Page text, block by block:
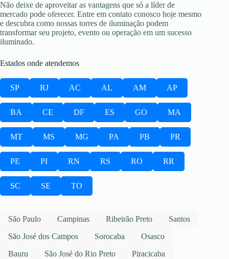
Não deixe de aproveitar as vantagens que só a líder de
mercado pode oferecer. Entre em contato conosco hoje mesmo
e descubra como nossas torres de iluminação podem
transformar seu projeto, evento ou operação em um sucesso
iluminado.
Estados onde atendemos
SP RJ AC AL AM AP
BA CE DF ES GO MA
MT MS MG PA PB PR
PE PI RN RS RO RR
SC SE TO
São Paulo Campinas Ribeirão Preto
Santos
São José dos Campos
Sorocaba
Osasco
Bauru
São José do Rio Preto
Piracicaba